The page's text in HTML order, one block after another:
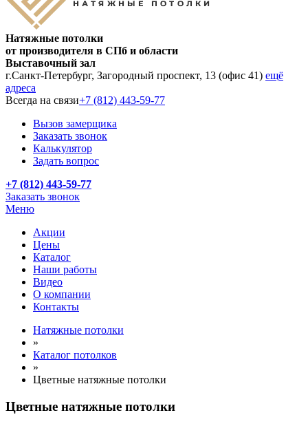
Натяжные потолки
от производителя в СПб и области
Выставочный зал
г.Санкт-Петербург, Загородный проспект, 13 (офис 41) ещё
адреса
Всегда на связи+7 (812) 443-59-77
Вызов замерщика
Заказать звонок
Калькулятор
Задать вопрос
+7 (812) 443-59-77
Заказать звонок
Меню
Акции
Цены
Каталог
Наши работы
Видео
О компании
Контакты
Натяжные потолки
»
Каталог потолков
»
Цветные натяжные потолки
Цветные натяжные потолки